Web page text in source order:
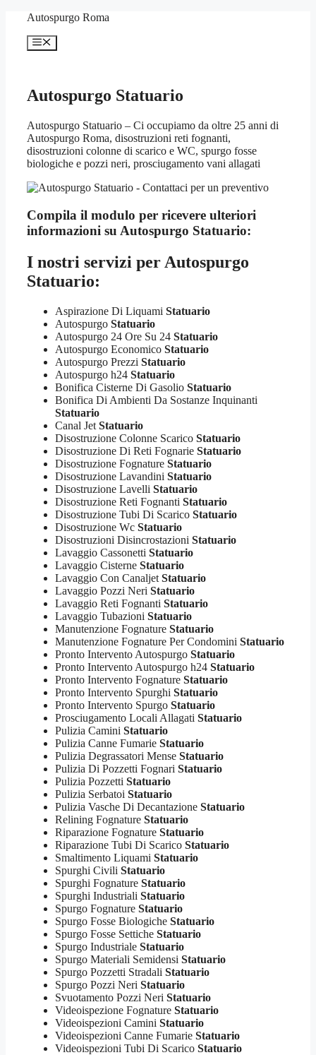
contenuto
Autospurgo Roma
Menu
Autospurgo Statuario
Autospurgo Statuario – Ci occupiamo da oltre 25 anni di
Autospurgo Roma, disostruzioni reti fognanti,
disostruzioni colonne di scarico e WC, spurgo fosse
biologiche e pozzi neri, prosciugamento vani allagati
Compila il modulo per ricevere ulteriori
informazioni su Autospurgo Statuario:
I nostri servizi per Autospurgo
Statuario:
Aspirazione Di Liquami Statuario
Autospurgo Statuario
Autospurgo 24 Ore Su 24 Statuario
Autospurgo Economico Statuario
Autospurgo Prezzi Statuario
Autospurgo h24 Statuario
Bonifica Cisterne Di Gasolio Statuario
Bonifica Di Ambienti Da Sostanze Inquinanti
Statuario
Canal Jet Statuario
Disostruzione Colonne Scarico Statuario
Disostruzione Di Reti Fognarie Statuario
Disostruzione Fognature Statuario
Disostruzione Lavandini Statuario
Disostruzione Lavelli Statuario
Disostruzione Reti Fognanti Statuario
Disostruzione Tubi Di Scarico Statuario
Disostruzione Wc Statuario
Disostruzioni Disincrostazioni Statuario
Lavaggio Cassonetti Statuario
Lavaggio Cisterne Statuario
Lavaggio Con Canaljet Statuario
Lavaggio Pozzi Neri Statuario
Lavaggio Reti Fognanti Statuario
Lavaggio Tubazioni Statuario
Manutenzione Fognature Statuario
Manutenzione Fognature Per Condomini Statuario
Pronto Intervento Autospurgo Statuario
Pronto Intervento Autospurgo h24 Statuario
Pronto Intervento Fognature Statuario
Pronto Intervento Spurghi Statuario
Pronto Intervento Spurgo Statuario
Prosciugamento Locali Allagati Statuario
Pulizia Camini Statuario
Pulizia Canne Fumarie Statuario
Pulizia Degrassatori Mense Statuario
Pulizia Di Pozzetti Fognari Statuario
Pulizia Pozzetti Statuario
Pulizia Serbatoi Statuario
Pulizia Vasche Di Decantazione Statuario
Relining Fognature Statuario
Riparazione Fognature Statuario
Riparazione Tubi Di Scarico Statuario
Smaltimento Liquami Statuario
Spurghi Civili Statuario
Spurghi Fognature Statuario
Spurghi Industriali Statuario
Spurgo Fognature Statuario
Spurgo Fosse Biologiche Statuario
Spurgo Fosse Settiche Statuario
Spurgo Industriale Statuario
Spurgo Materiali Semidensi Statuario
Spurgo Pozzetti Stradali Statuario
Spurgo Pozzi Neri Statuario
Svuotamento Pozzi Neri Statuario
Videoispezione Fognature Statuario
Videoispezioni Camini Statuario
Videoispezioni Canne Fumarie Statuario
Videoispezioni Tubi Di Scarico Statuario